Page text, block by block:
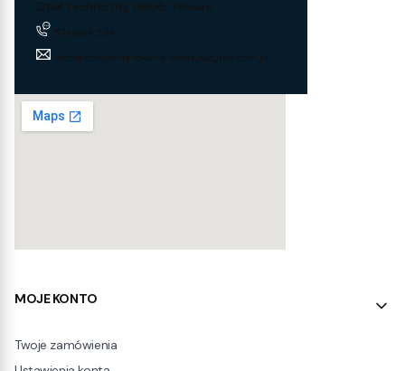
Dział techniczny, dobór towaru
574 694 534
techniczny@hurtownia-wentylacyjna.com.pl
Linki w stopce
MOJE KONTO
Twoje zamówienia